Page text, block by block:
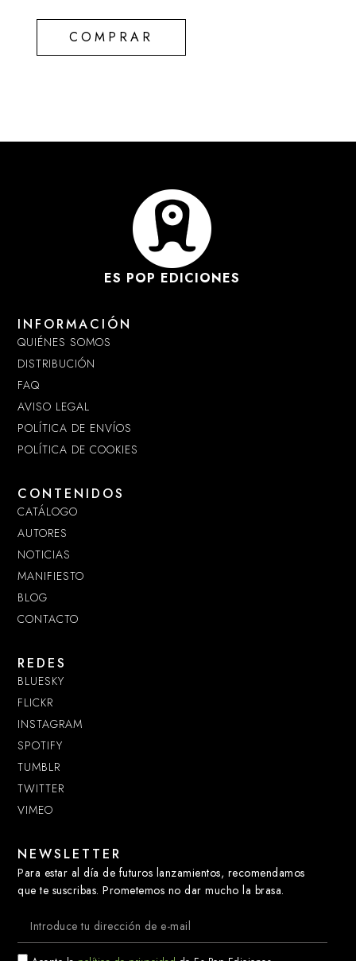
COMPRAR
ES POP EDICIONES
INFORMACIÓN
QUIÉNES SOMOS
DISTRIBUCIÓN
FAQ
AVISO LEGAL
POLÍTICA DE ENVÍOS
POLÍTICA DE COOKIES
CONTENIDOS
CATÁLOGO
AUTORES
NOTICIAS
MANIFIESTO
BLOG
CONTACTO
REDES
BLUESKY
FLICKR
INSTAGRAM
SPOTIFY
TUMBLR
TWITTER
VIMEO
NEWSLETTER
Para estar al día de futuros lanzamientos, recomendamos
que te suscribas. Prometemos no dar mucho la brasa.